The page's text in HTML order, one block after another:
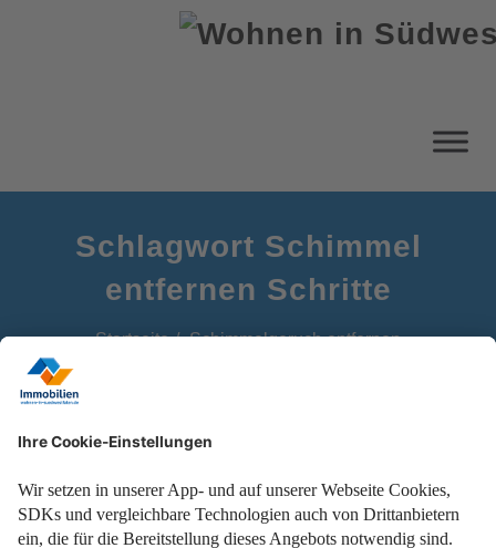
Schlagwort Schimmel
entfernen Schritte
Startseite Schimmelgeruch entfernen
Erfahren Sie, wie man die Ursache findet und den Geruch
wirklich dauerhaft beseitigt.